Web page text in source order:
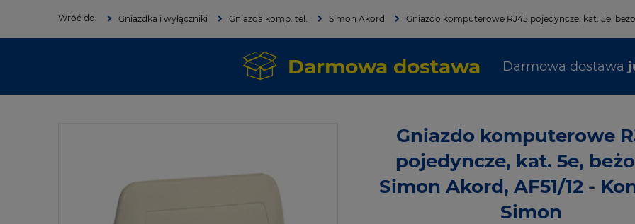
Gniazdka i wyłączniki Gniazda komp. tel. Simon Akord Gniazdo komputerowe RJ45 pojedyncze, kat. 5e,
Darmowa dostawa Darmowa dostawa
Gniazdo komputerowe
pojedyncze, kat. 5e,
Simon Akord, AF51/12 -
Simon